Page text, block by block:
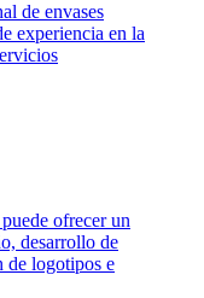
de envases
experiencia en la
ofrecer un
desarrollo de
de logotipos e